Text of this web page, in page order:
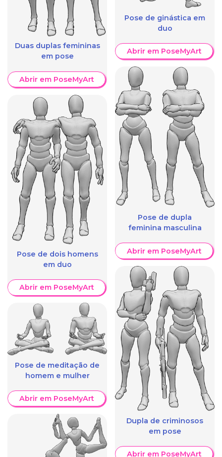
Duas duplas femininas
em pose
Abrir em PoseMyArt
Pose de dois homens
em duo
Abrir em PoseMyArt
Pose de meditação de
homem e mulher
Abrir em PoseMyArt
Pose de ginástica em
duo
Abrir em PoseMyArt
Pose de dupla
feminina masculina
Abrir em PoseMyArt
Dupla de criminosos
em pose
Abrir em PoseMyArt